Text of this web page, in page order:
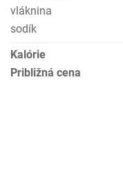
vláknina
sodík
Kalórie
Približná cena